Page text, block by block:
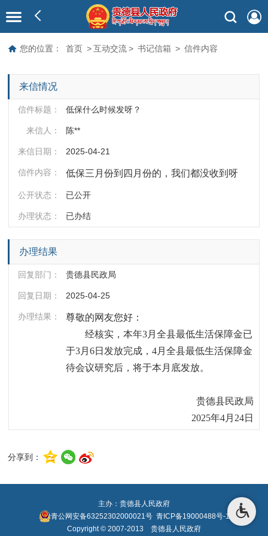
您的位置： 首页 > 互动交流 > 书记信箱 > 信件内容
来信情况
信件标题： 低保什么时候发呀？
来信人： 陈**
来信日期： 2025-04-21
信件内容： 低保三月份到四月份的，我们都没收到呀
公开状态： 已公开
办理状态： 已办结
办理结果
回复部门： 贵德县民政局
回复日期： 2025-04-25
办理结果：
尊敬的网友您好：
经核实，本年3月全县最低生活保障金已
于3月6日发放完成，4月全县最低生活保障金
待会议研究后，将于本月底发放。
贵德县民政局
2025年4月24日
分享到：
主办：贵德县人民政府
青公网安备63252302000021号 青ICP备19000488号-1
Copyright © 2007-2013 贵德县人民政府